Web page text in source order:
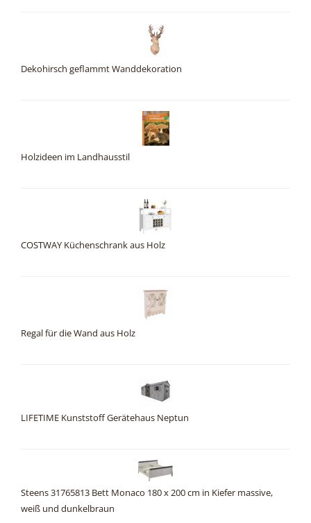
Dekohirsch geflammt Wanddekoration
Holzideen im Landhausstil
COSTWAY Küchenschrank aus Holz
Regal für die Wand aus Holz
LIFETIME Kunststoff Gerätehaus Neptun
Steens 31765813 Bett Monaco 180 x 200 cm in Kiefer massive,
weiß und dunkelbraun